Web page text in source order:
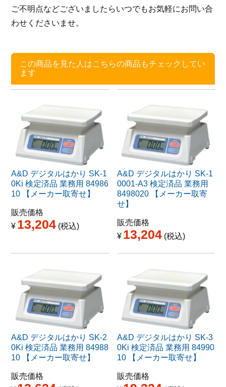
ご不明点などございましたらいつでもお気軽にお問い合
わせくださいませ。
この商品を見た人はこちらの商品もチェックしてい
ます
A&D デジタルはかり SK-1
0Ki 検定済品 業務用 84986
10 【メーカー取寄せ】
販売価格
¥ 13,204 税込
A&D デジタルはかり SK-1
0001-A3 検定済品 業務用
8498020 【メーカー取寄
せ】
販売価格
¥ 13,204 税込
A&D デジタルはかり SK-2
0Ki 検定済品 業務用 84988
10 【メーカー取寄せ】
販売価格
A&D デジタルはかり SK-3
0Ki 検定済品 業務用 84990
10 【メーカー取寄せ】
販売価格